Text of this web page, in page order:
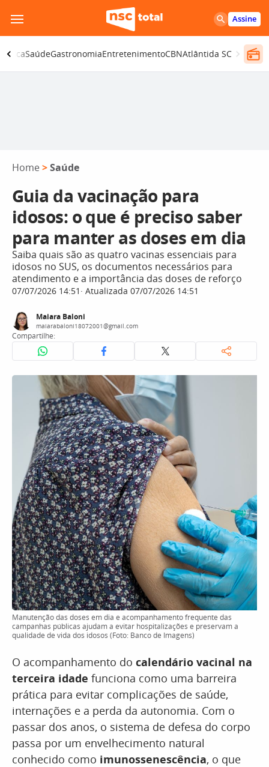
para
o
conteúdo
Assine
SaúdeGastronomiaEntretenimentoCBNAtlântida SC
Home >Saúde
Guia da vacinação para
idosos: o que é preciso saber
para manter as doses em dia
Saiba quais são as quatro vacinas essenciais para
idosos no SUS, os documentos necessários para
atendimento e a importância das doses de reforço
07/07/2026 14:51 Atualizada 07/07/2026 14:51
Maiara Baloni
maiarabaloni18072001@gmail.com
Compartilhe:
Manutenção das doses em dia e acompanhamento frequente das
campanhas públicas ajudam a evitar hospitalizações e preservam a
qualidade de vida dos idosos (Foto: Banco de Imagens)
O acompanhamento do calendário vacinal na
terceira idade funciona como uma barreira
prática para evitar complicações de saúde,
internações e a perda da autonomia. Com o
passar dos anos, o sistema de defesa do corpo
passa por um envelhecimento natural
conhecido como imunossenescência, o que